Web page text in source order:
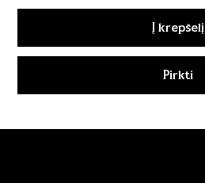
Į krepšelį
Pirkti